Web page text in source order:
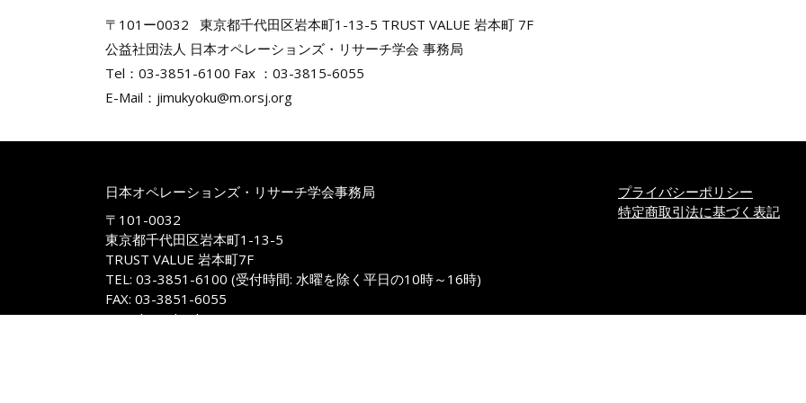
〒101ー0032 東京都千代田区岩本町1-13-5 TRUST VALUE 岩本町 7F
公益社団法人 日本オペレーションズ・リサーチ学会 事務局
Tel：03-3851-6100 Fax ：03-3815-6055
E-Mail：jimukyoku@m.orsj.org
日本オペレーションズ・リサーチ学会事務局
〒101-0032
東京都千代田区岩本町1-13-5
TRUST VALUE 岩本町7F
TEL: 03-3851-6100 (受付時間: 水曜を除く平日の10時～16時)
FAX: 03-3851-6055
E-mail: jimukyoku@m.orsj.org
プライバシーポリシー
特定商取引法に基づく表記